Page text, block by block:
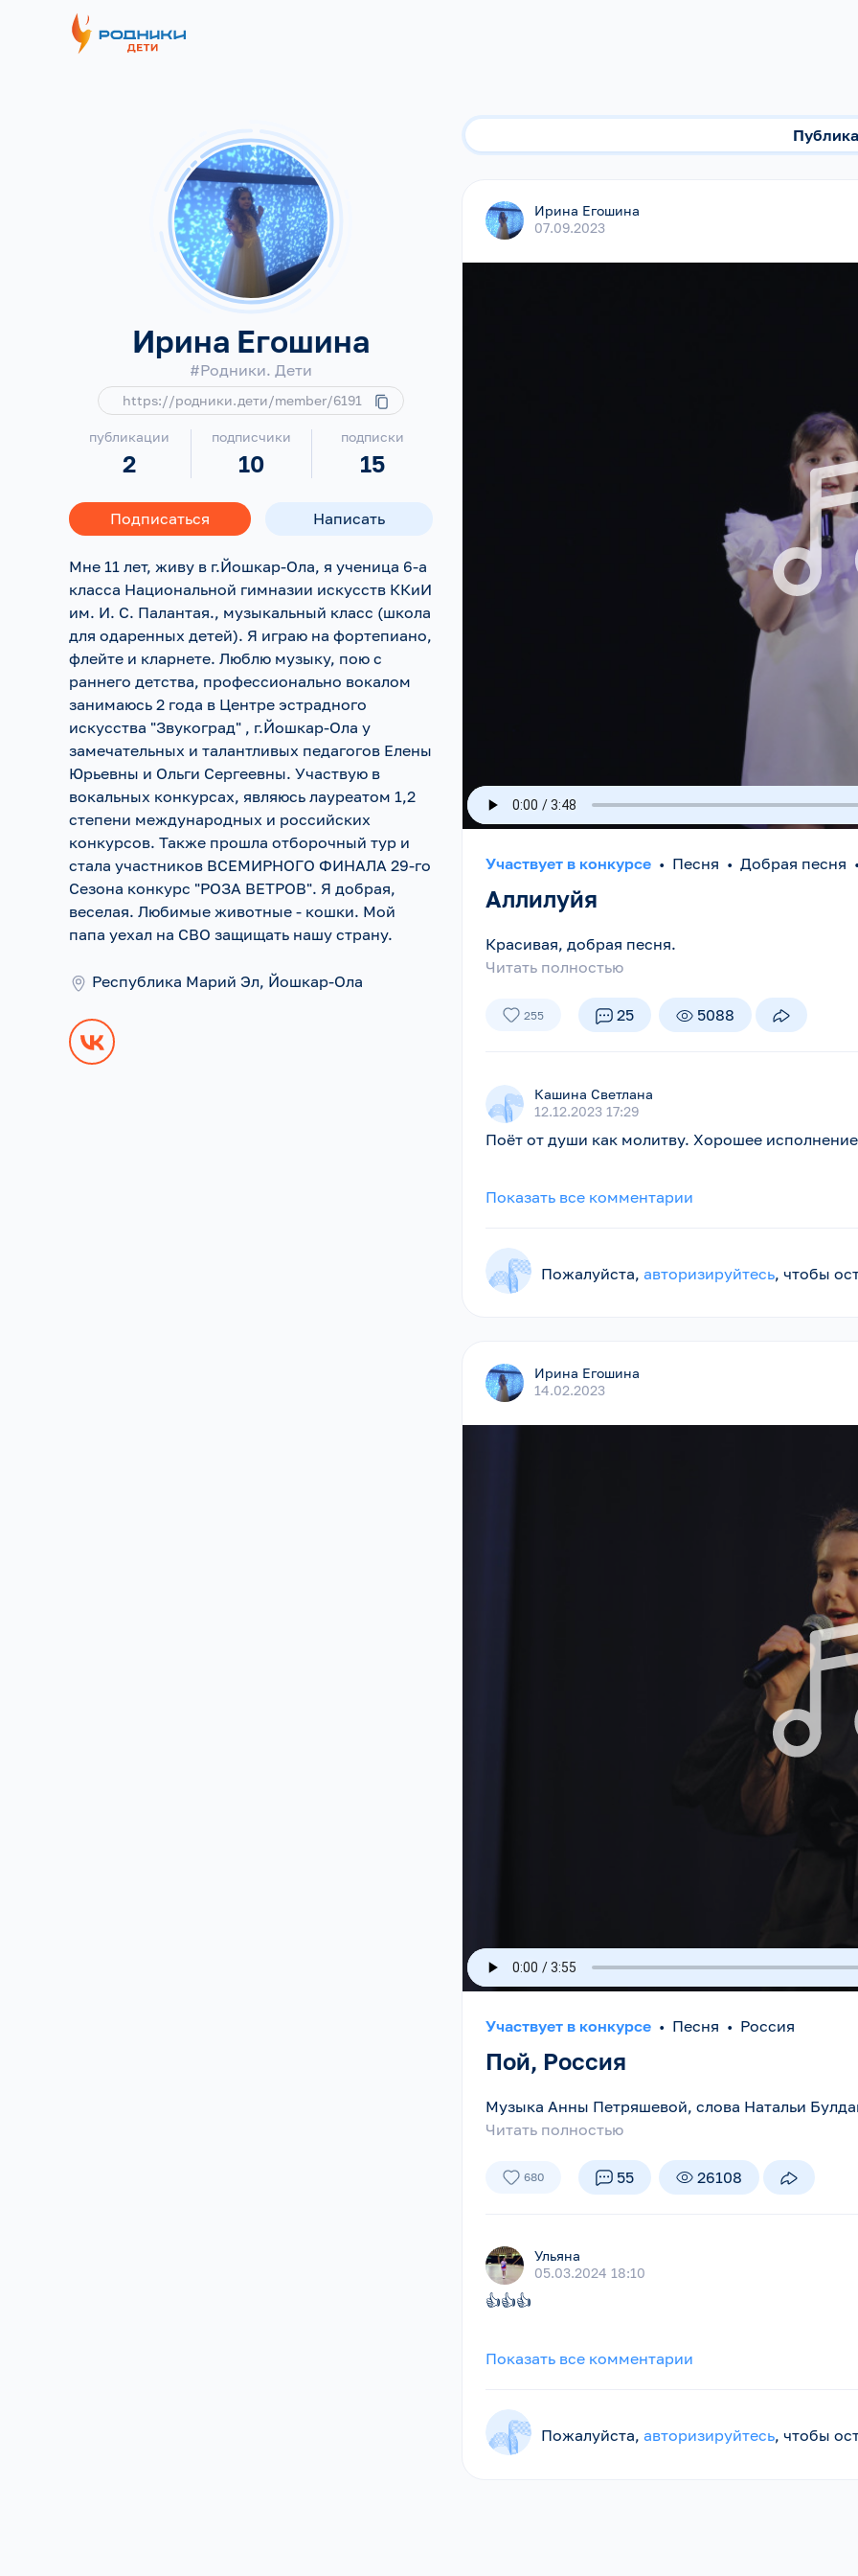
Ирина Егошина
#Родники. Дети
https://родники.дети/member/6191
публикации
2
подписчики
10
подписки
15
Подписаться Написать
Мне 11 лет, живу в г.Йошкар-Ола, я ученица 6-а
класса Национальной гимназии искусств ККиИ
им. И. С. Палантая., музыкальный класс (школа
для одаренных детей). Я играю на фортепиано,
флейте и кларнете. Люблю музыку, пою с
раннего детства, профессионально вокалом
занимаюсь 2 года в Центре эстрадного
искусства "Звукоград" , г.Йошкар-Ола у
замечательных и талантливых педагогов Елены
Юрьевны и Ольги Сергеевны. Участвую в
вокальных конкурсах, являюсь лауреатом 1,2
степени международных и российских
конкурсов. Также прошла отборочный тур и
стала участников ВСЕМИРНОГО ФИНАЛА 29-го
Сезона конкурс "РОЗА ВЕТРОВ". Я добрая,
веселая. Любимые животные - кошки. Мой
папа уехал на СВО защищать нашу страну.
Республика Марий Эл, Йошкар-Ола
Ирина Егошина
07.09.2023
Участвует в конкурсе • Песня • Добрая песня
Аллилуйя
Красивая, добрая песня.
Читать полностью
255 25 5088
Кашина Светлана
12.12.2023 17:29
Поёт от души как молитву. Хорошее
Показать все комментарии
Пожалуйста,авторизируйтесь, чтобы
Ирина Егошина
14.02.2023
Участвует в конкурсе • Песня • Россия
Пой, Россия
Музыка Анны Петряшевой, слова Натальи
Читать полностью
680 55 26108
Ульяна
05.03.2024 18:10
👍👍👍
Показать все комментарии
Пожалуйста,авторизируйтесь, чтобы